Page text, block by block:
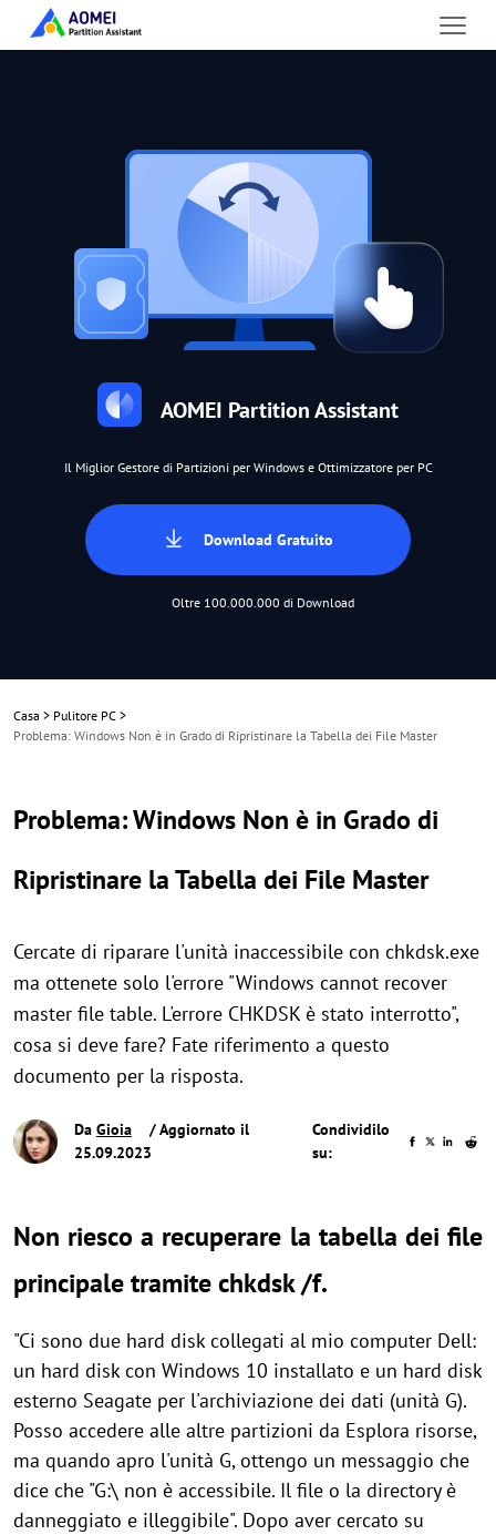
AOMEI Partition Assistant
Il Miglior Gestore di Partizioni per Windows e Ottimizzatore per PC
Download Gratuito
Oltre 100.000.000 di Download
Casa > Pulitore PC >
Problema: Windows Non è in Grado di Ripristinare la Tabella dei File Master
Problema: Windows Non è in Grado di
Ripristinare la Tabella dei File Master
Cercate di riparare l'unità inaccessibile con chkdsk.exe
ma ottenete solo l'errore "Windows cannot recover
master file table. L'errore CHKDSK è stato interrotto",
cosa si deve fare? Fate riferimento a questo
documento per la risposta.
Da Gioia
/ Aggiornato il
25.09.2023
Condividilo
su:
Non riesco a recuperare la tabella dei file
principale tramite chkdsk /f.
"Ci sono due hard disk collegati al mio computer Dell:
un hard disk con Windows 10 installato e un hard disk
esterno Seagate per l'archiviazione dei dati (unità G).
Posso accedere alle altre partizioni da Esplora risorse,
ma quando apro l'unità G, ottengo un messaggio che
dice che "G:\ non è accessibile. Il file o la directory è
danneggiato e illeggibile". Dopo aver cercato su